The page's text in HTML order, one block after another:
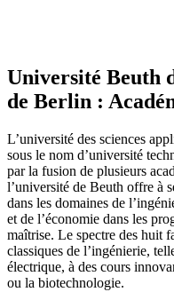
Université Beuth
de Berlin :
L’université des sciences
sous le nom d’université
par la fusion de plusieurs
l’université de Beuth offre à
dans les domaines de
et de l’économie dans les
maîtrise. Le spectre des huit
classiques de l’ingénierie,
électrique, à des cours
ou la biotechnologie.